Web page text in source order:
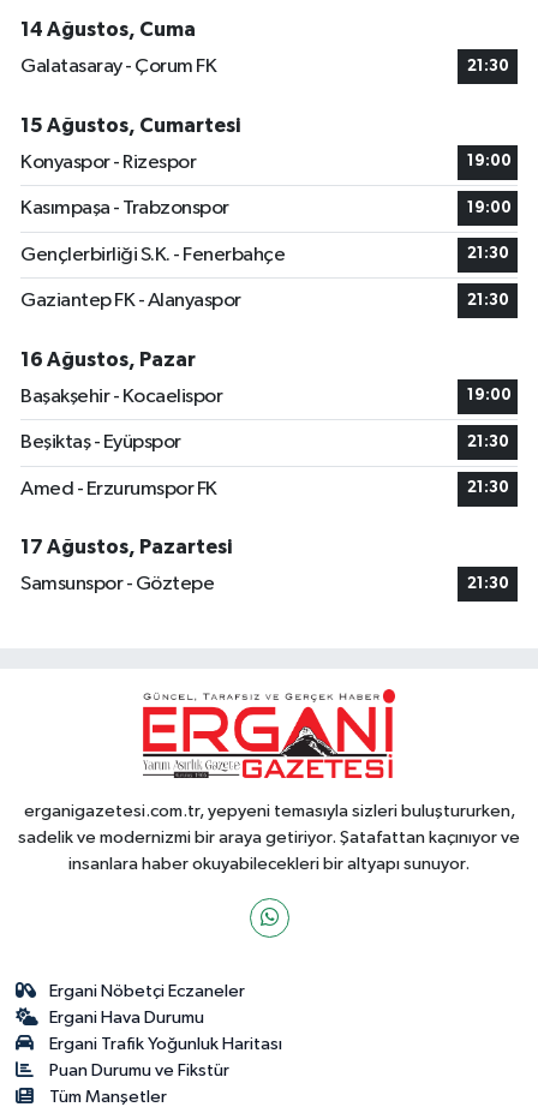
14 Ağustos, Cuma
Galatasaray - Çorum FK
21:30
15 Ağustos, Cumartesi
Konyaspor - Rizespor
19:00
Kasımpaşa - Trabzonspor 19:00
Gençlerbirliği S.K. - Fenerbahçe 21:30
Gaziantep FK - Alanyaspor 21:30
16 Ağustos, Pazar
Başakşehir - Kocaelispor
19:00
Beşiktaş - Eyüpspor 21:30
Amed - Erzurumspor FK 21:30
17 Ağustos, Pazartesi
Samsunspor - Göztepe
21:30
erganigazetesi.com.tr, yepyeni temasıyla sizleri buluştururken,
sadelik ve modernizmi bir araya getiriyor. Şatafattan kaçınıyor ve
insanlara haber okuyabilecekleri bir altyapı sunuyor.
Ergani Nöbetçi Eczaneler
Ergani Hava Durumu
Ergani Trafik Yoğunluk Haritası
Puan Durumu ve Fikstür
Tüm Manşetler